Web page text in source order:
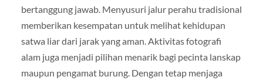
bertanggung jawab. Menyusuri jalur perahu tradisional
memberikan kesempatan untuk melihat kehidupan
satwa liar dari jarak yang aman. Aktivitas fotografi
alam juga menjadi pilihan menarik bagi pecinta lanskap
maupun pengamat burung. Dengan tetap menjaga